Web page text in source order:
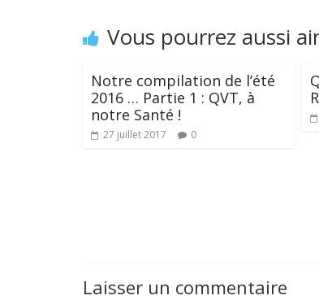
k
Vous pourrez aussi
Notre compilation de l’été
2016 … Partie 1 : QVT, à
notre Santé !
27 juillet 2017 0
Laisser un commentaire